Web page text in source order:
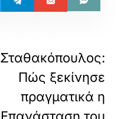
Σταθακόπουλος:
Πώς ξεκίνησε
πραγματικά η